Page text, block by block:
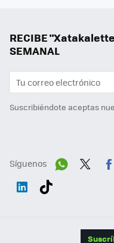
RECIBE
SEMANAL
Suscribiéndote aceptas
Síguenos